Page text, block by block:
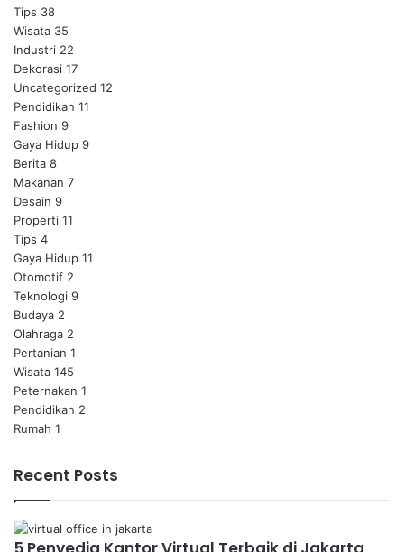
Tips 38
Wisata 35
Industri 22
Dekorasi 17
Uncategorized 12
Pendidikan 11
Fashion 9
Gaya Hidup 9
Berita 8
Makanan 7
Desain 9
Properti 11
Tips 4
Gaya Hidup 11
Otomotif 2
Teknologi 9
Budaya 2
Olahraga 2
Pertanian 1
Wisata 145
Peternakan 1
Pendidikan 2
Rumah 1
Recent Posts